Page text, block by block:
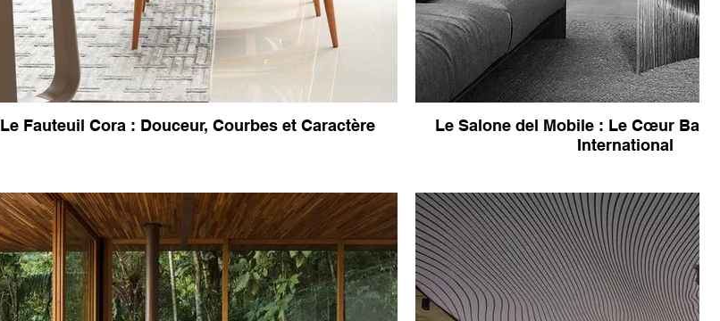
Le Fauteuil Cora : Douceur, Courbes et Caractère
Le Salone del Mobile : Le Cœur
International